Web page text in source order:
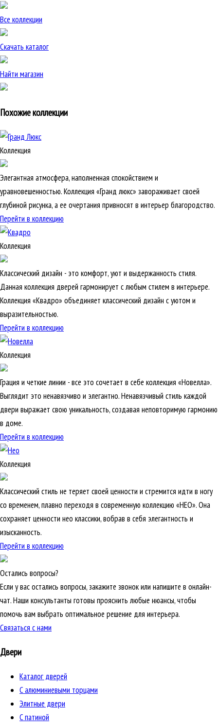
Все коллекции
Скачать каталог
Найти магазин
Похожие коллекции
Коллекция
Элегантная атмосфера, наполненная спокойствием и
уравновешенностью. Коллекция «Гранд люкс» завораживает своей
глубиной рисунка, а ее очертания привносят в интерьер благородство.
Перейти в коллекцию
Коллекция
Классический дизайн - это комфорт, уют и выдержанность стиля.
Данная коллекция дверей гармонирует с любым стилем в интерьере.
Коллекция «Квадро» объединяет классический дизайн с уютом и
выразительностью.
Перейти в коллекцию
Коллекция
Грация и четкие линии - все это сочетает в себе коллекция «Новелла».
Выглядит это ненавязчиво и элегантно. Ненавязчивый стиль каждой
двери выражает свою уникальность, создавая неповторимую гармонию
в доме.
Перейти в коллекцию
Коллекция
Классический стиль не теряет своей ценности и стремится идти в ногу
со временем, плавно переходя в современную коллекцию «НЕО». Она
сохраняет ценности нео классики, вобрав в себя элегантность и
изысканность.
Перейти в коллекцию
Остались вопросы?
Если у вас остались вопросы, закажите звонок или напишите в онлайн-
чат. Наши консультанты готовы прояснить любые нюансы, чтобы
помочь вам выбрать оптимальное решение для интерьера.
Связаться с нами
Двери
Каталог дверей
C алюминиевыми торцами
Элитные двери
C патиной